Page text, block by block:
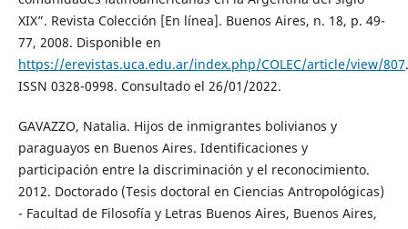
XIX”. Revista Colección [En línea]. Buenos Aires, n. 18, p. 49-
77, 2008. Disponible en
https://erevistas.uca.edu.ar/index.php/COLEC/article/view/807.
ISSN 0328-0998. Consultado el 26/01/2022.
GAVAZZO, Natalia. Hijos de inmigrantes bolivianos y
paraguayos en Buenos Aires. Identificaciones y
participación entre la discriminación y el reconocimiento.
2012. Doctorado (Tesis doctoral en Ciencias Antropológicas)
- Facultad de Filosofía y Letras Buenos Aires, Buenos Aires,